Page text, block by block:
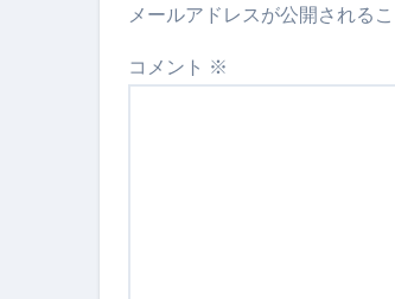
メールアドレスが公開されるこ
コメント ※